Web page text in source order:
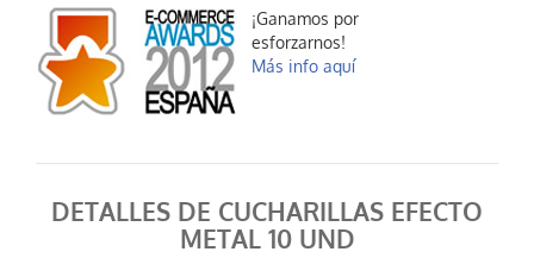
¡Ganamos por
esforzarnos!
Más info aquí
DETALLES DE CUCHARILLAS EFECTO
METAL 10 UND